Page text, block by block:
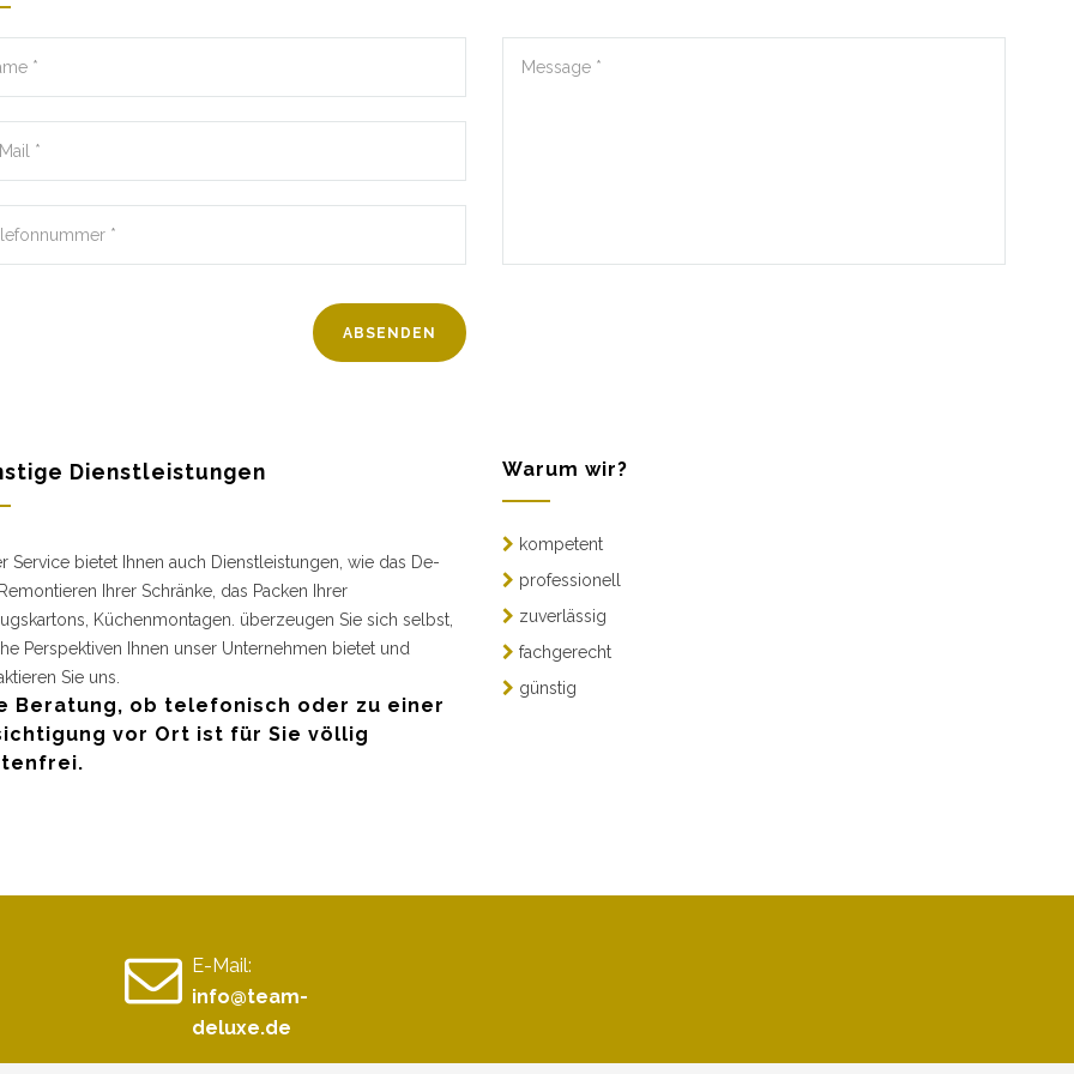
Dienstleistungen
Service bietet Ihnen auch Dienstleistungen, wie das De-
Ihrer Schränke, das Packen Ihrer
Küchenmontagen. überzeugen Sie sich selbst,
Perspektiven Ihnen unser Unternehmen bietet und
Sie uns.
Beratung, ob telefonisch oder zu einer
vor Ort ist für Sie völlig
Warum wir?
kompetent
professionell
zuverlässig
fachgerecht
günstig
E-Mail:
info@team-
deluxe.de